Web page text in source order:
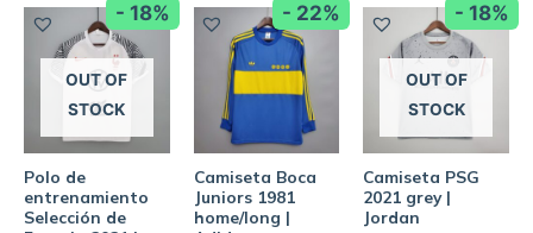
- 18%
OUT OF
STOCK
Polo de
entrenamiento
Selección de
- 22%
Camiseta Boca
Juniors 1981
home/long |
- 18%
OUT OF
STOCK
Camiseta PSG
2021 grey |
Jordan